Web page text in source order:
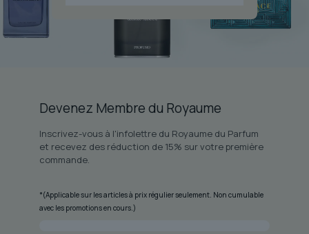
Devenez Membre du Royaume
Inscrivez-vous à l'infolettre du Royaume du Parfum
et recevez des réduction de 15% sur votre première
commande.
*(Applicable sur les articles à prix régulier seulement. Non cumulable
avec les promotions en cours.)